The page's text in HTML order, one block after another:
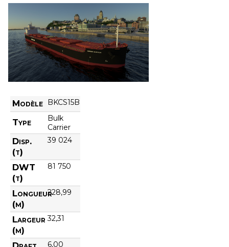
Modèle BKCS15B
Type
Bulk
Carrier
Disp.
(t)
39 024
DWT
(t)
81 750
Longueur
(m)
228,99
Largeur
(m)
32,31
6,00